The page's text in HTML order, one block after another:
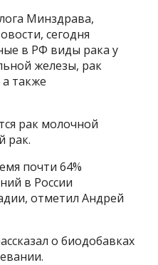
Минздрава,
сегодня
в РФ виды рака у
железы, рак
а также
рак молочной
рак.
почти 64%
в России
отметил Андрей
о биодобавках